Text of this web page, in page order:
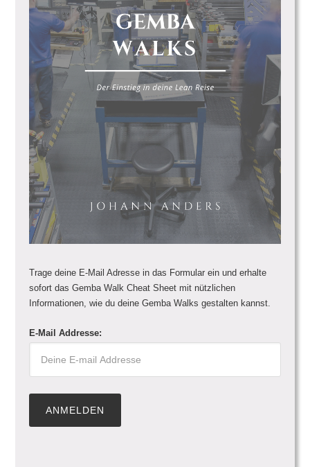
Trage deine E-Mail Adresse in das Formular ein und erhalte
sofort das Gemba Walk Cheat Sheet mit nützlichen
Informationen, wie du deine Gemba Walks gestalten kannst.
E-Mail Addresse: